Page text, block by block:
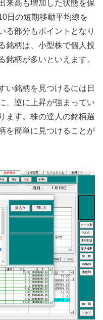
来高も増加した状態を保
日の短期移動平均線を
る部分もポイントとなり
銘柄は、小型株で個人投
銘柄が多いといえます。
い銘柄を見つけるには日
、逆に上昇が強まってい
ます。株の達人の銘柄選
を簡単に見つけることが